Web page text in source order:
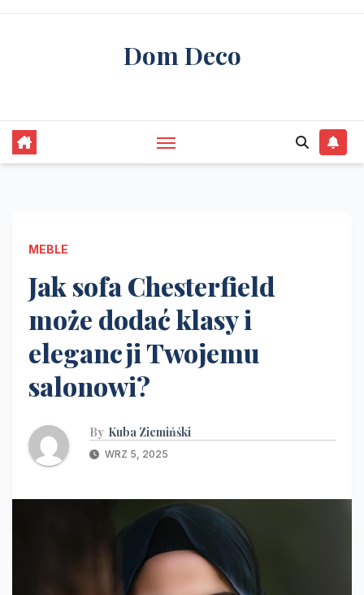
Skip
Dom Deco
MEBLE
Jak sofa Chesterfield
może dodać klasy i
elegancji Twojemu
salonowi?
By Kuba Ziemińśki
WRZ 5, 2025